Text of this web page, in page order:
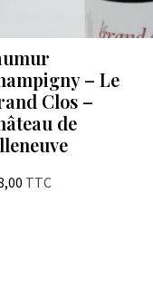
– Le
Clos –
de
TTC